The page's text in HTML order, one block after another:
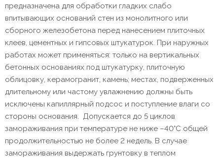
предназначена для обработки гладких слабо
впитывающих оснований стен из монолитного или
сборного железобетона перед нанесением плиточных
клеев, цементных и гипсовых штукатурок. При наружных
работах может применяться: только на вертикальных
бетонных основаниях под штукатурку, плиточную
облицовку, керамогранит, камень; местах, подверженных
длительному или частому увлажнению должны быть
исключены капиллярный подсос и поступление влаги со
стороны основания. Допускается до 5 циклов
замораживания при температуре не ниже –40°C общей
продолжительностью не более 2 недель. В случае
замораживания выдержать грунтовку в теплом